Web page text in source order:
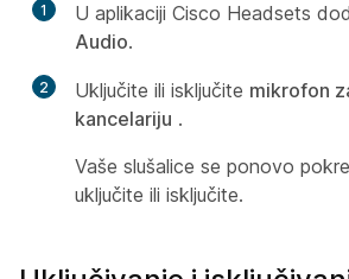
1 U aplikaciji Cisco Headsets
Audio.
2 Uključite ili isključite mikrofon
kancelariju .
Vaše slušalice se ponovo
uključite ili isključite.